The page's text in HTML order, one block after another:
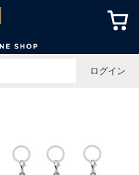
侍ジャパ
ログイン